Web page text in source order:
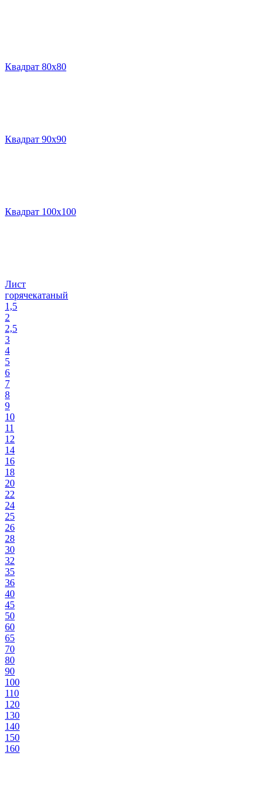
Квадрат 80х80
Квадрат 90х90
Квадрат 100х100
Лист
горячекатаный
1,5
2
2,5
3
4
5
6
7
8
9
10
11
12
14
16
18
20
22
24
25
26
28
30
32
35
36
40
45
50
60
65
70
80
90
100
110
120
130
140
150
160